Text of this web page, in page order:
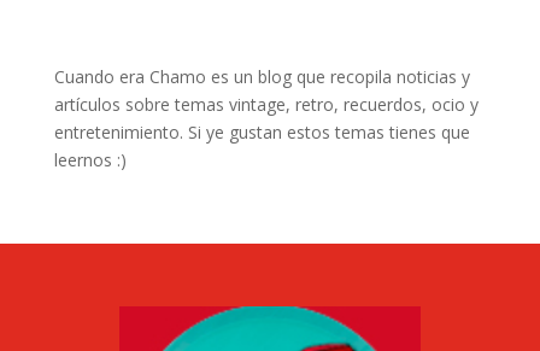
Cuando era Chamo es un blog que recopila noticias y
artículos sobre temas vintage, retro, recuerdos, ocio y
entretenimiento. Si ye gustan estos temas tienes que
leernos :)